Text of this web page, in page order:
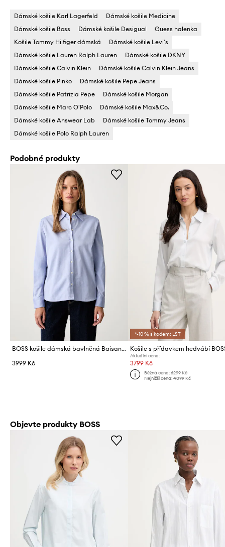
Dámské košile Karl Lagerfeld
Dámské košile Medicine
Dámské košile Boss
Dámské košile Desigual
Guess halenka
Košile Tommy Hilfiger dámská
Dámské košile Levi's
Dámské košile Lauren Ralph Lauren
Dámské košile DKNY
Dámské košile Calvin Klein
Dámské košile Calvin Klein Jeans
Dámské košile Pinko
Dámské košile Pepe Jeans
Dámské košile Patrizia Pepe
Dámské košile Morgan
Dámské košile Marc O'Polo
Dámské košile Max&Co.
Dámské košile Answear Lab
Dámské košile Tommy Jeans
Dámské košile Polo Ralph Lauren
Podobné produkty
BOSS košile dámská bavlněná Baisana
3999 Kč
*-10 % s kódem: LST
Aktuální cena:
3799 Kč
Běžná cena: 6299 Kč
Nejnižší cena: 4099 Kč
Objevte produkty BOSS